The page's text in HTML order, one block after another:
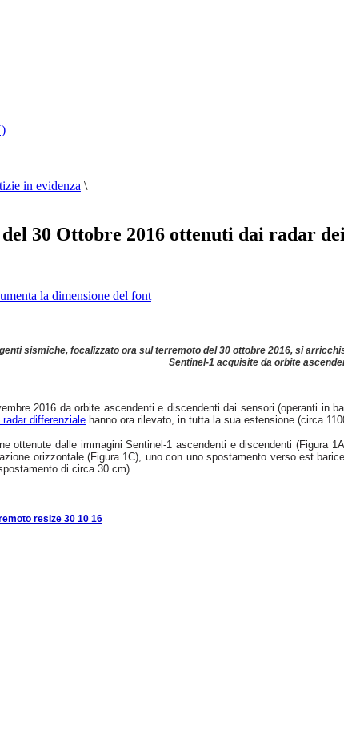
in evidenza \
30 Ottobre 2016 ottenuti dai radar
la dimensione del font
sismiche, focalizzato ora sul terremoto del 30 ottobre 2016, si
Sentinel-1 acquisite da orbite
2016 da orbite ascendenti e discendenti dai sensori (operanti in
differenziale hanno ora rilevato, in tutta la sua estensione (circa
ottenute dalle immagini Sentinel-1 ascendenti e discendenti
orizzontale (Figura 1C), uno con uno spostamento verso est
di circa 30 cm).